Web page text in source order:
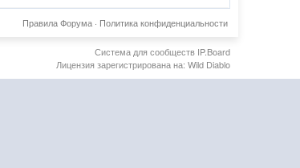
Политика конфиденциальности
Правила Форума·
Система для сообществ IP.Board
Лицензия зарегистрирована на: Wild Diablo